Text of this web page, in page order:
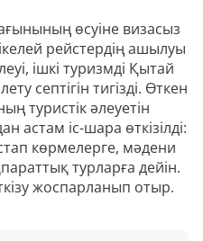
өсуіне визасыз
рейстердің ашылуы
ішкі туризмді Қытай
септігін тигізді. Өткен
туристік әлеуетін
астам іс-шара өткізілді:
көрмелерге, мәдени
турларға дейін.
жоспарланып отыр.